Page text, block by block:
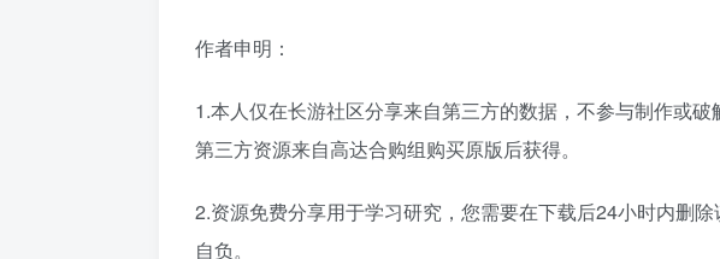
作者申明：
1.本人仅在长游社区分享来自第三方的数据，不参与制作或
第三方资源来自高达合购组购买原版后获得。
2.资源免费分享用于学习研究，您需要在下载后24小时内删
自负。